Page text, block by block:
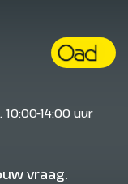
10:00-14:00 uur
vraag.